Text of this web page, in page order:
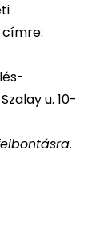
u. 10-